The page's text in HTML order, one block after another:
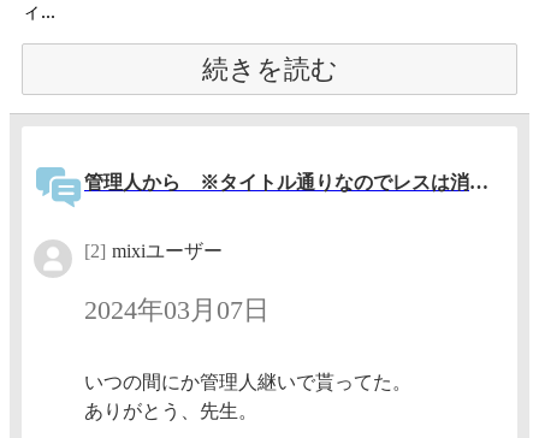
ィ...
続きを読む
管理人から ※タイトル通りなのでレスは消す場合あり
[2] mixiユーザー
2024年03月07日
いつの間にか管理人継いで貰ってた。
ありがとう、先生。